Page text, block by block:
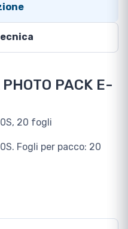
PACK E-
20 fogli
Fogli per pacco: 20